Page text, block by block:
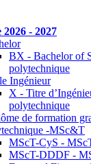
2026 - 2027
BX - Bachelor of
polytechnique
Ingénieur
X - Titre
polytechnique
de formation
-MSc&T
MScT-CyS -
MScT-DDDF -